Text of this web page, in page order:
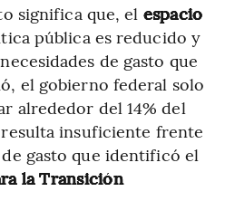
significa que, el espacio
pública es reducido y
de gasto que
el gobierno federal solo
alrededor del 14% del
insuficiente frente
gasto que identificó el
la Transición